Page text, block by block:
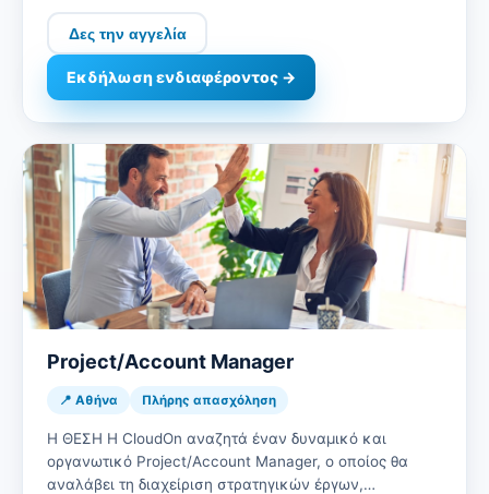
Δες την αγγελία
Εκδήλωση ενδιαφέροντος →
Project/Account Manager
📍 Αθήνα Πλήρης απασχόληση
Η ΘΕΣΗ Η CloudOn αναζητά έναν δυναμικό και
οργανωτικό Project/Account Manager, ο οποίος θα
αναλάβει τη διαχείριση στρατηγικών έργων,